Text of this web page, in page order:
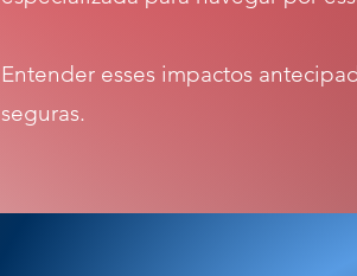
Entender esses impactos
seguras.